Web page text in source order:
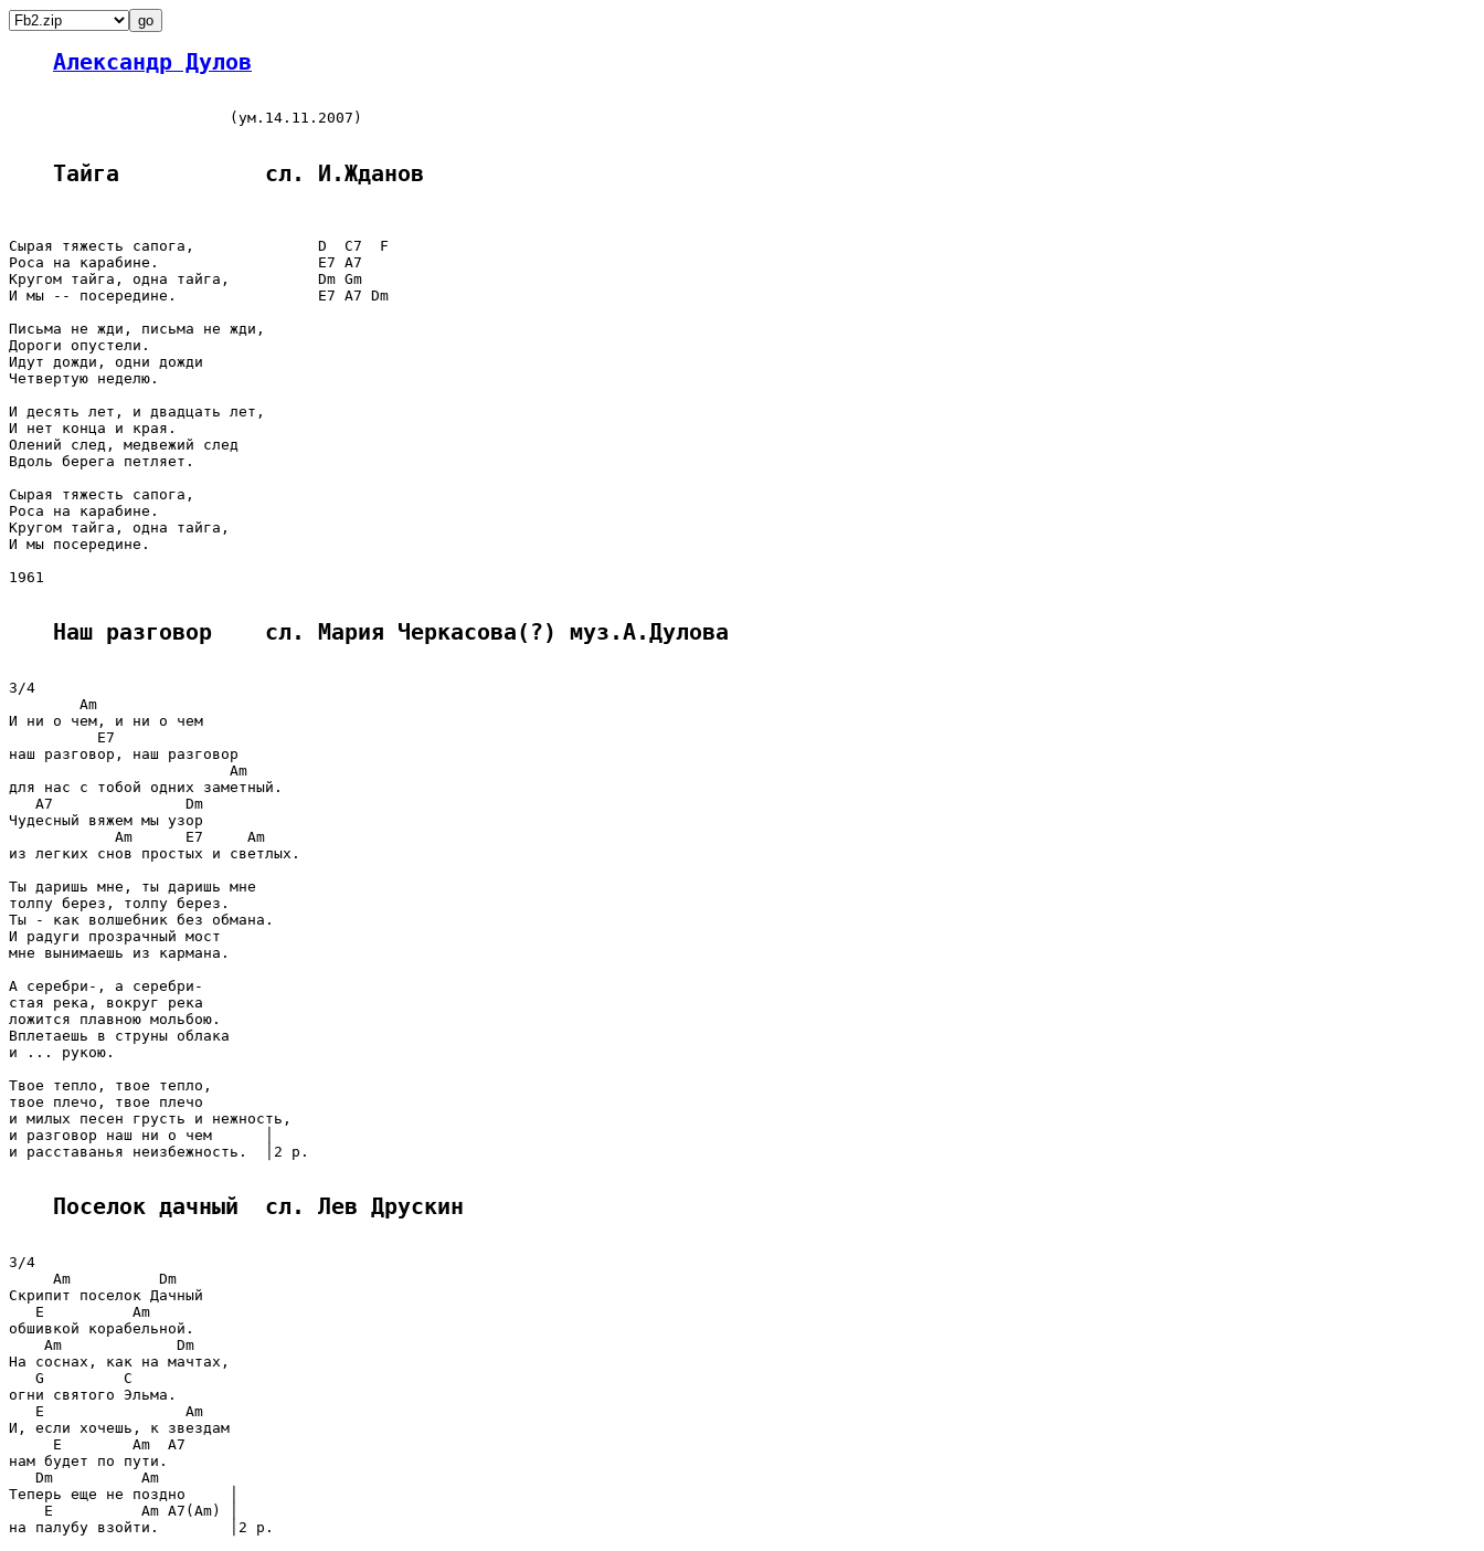
Александр Дулов
                         (ум.14.11.2007)
Тайга           сл. И.Жданов
Сырая тяжесть сапога,              D  C7  F
Роса на карабине.                  E7 A7
Кругом тайга, одна тайга,          Dm Gm
И мы -- посередине.                E7 A7 Dm
Письма не жди, письма не жди,
Дороги опустели.
Идут дожди, одни дожди
Четвертую неделю.
И десять лет, и двадцать лет,
И нет конца и края.
Олений след, медвежий след
Вдоль берега петляет.
Сырая тяжесть сапога,
Роса на карабине.
Кругом тайга, одна тайга,
И мы посередине.
1961
Наш разговор    сл. Мария Черкасова(?) муз.А.Дулова
3/4
        Am
И ни о чeм, и ни о чeм
          E7
наш разговор, наш разговор
                         Am
для нас с тобой одних заметный.
   A7               Dm
Чудесный вяжем мы узор
            Am      E7     Am
из лeгких снов простых и светлых.
Ты даришь мне, ты даришь мне
толпу берeз, толпу берeз.
Ты - как волшебник без обмана.
И радуги прозрачный мост
мне вынимаешь из кармана.
А серебри-, а серебри-
стая река, вокруг река
ложится плавною мольбою.
Вплетаешь в струны облака
и ... рукою.
Твоe тепло, твоe тепло,
твоe плечо, твоe плечо
и милых песен грусть и нежность,
и разговор наш ни о чeм      │
и расставанья неизбежность.  │2 р.
Поселок дачный  сл. Лев Друскин
3/4
     Am          Dm
Скрипит посeлок Дачный
   E          Am
обшивкой корабельной.
    Am             Dm
На соснах, как на мачтах,
   G         C
огни святого Эльма.
   E                Am
И, если хочешь, к звeздам
     E        Am  A7
нам будет по пути.
   Dm          Am
Теперь ещe не поздно     │
    E          Am A7(Am) │
на палубу взойти.        │2 р.